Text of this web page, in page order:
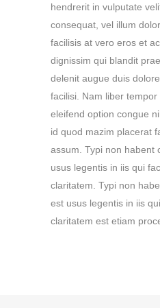
hendrerit in vulputate
consequat, vel illum
facilisis at vero eros et
dignissim qui blandit
delenit augue duis
facilisi. Nam liber
eleifend option congue
id quod mazim placerat
assum. Typi non habent
usus legentis in iis qui
claritatem. Typi non
est usus legentis in iis
claritatem est etiam